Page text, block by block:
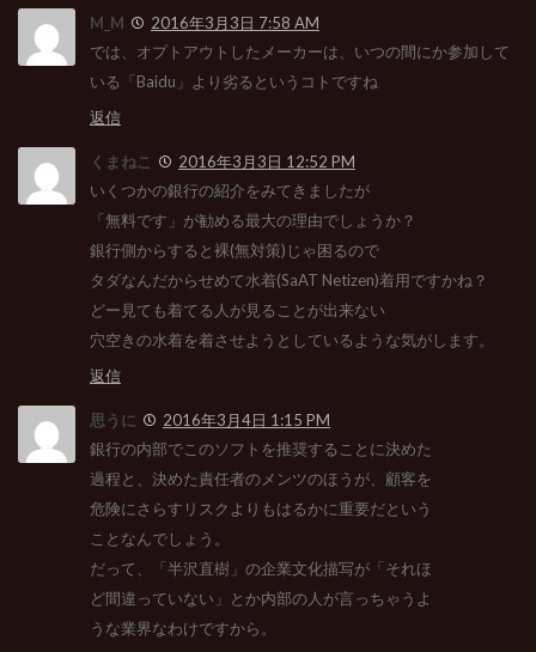
M_M
2016年3月3日 7:58 AM
では、オプトアウトしたメーカーは、いつの間にか参加して
いる「Baidu」より劣るというコトですね
返信
くまねこ
2016年3月3日 12:52 PM
いくつかの銀行の紹介をみてきましたが
「無料です」が勧める最大の理由でしょうか？
銀行側からすると裸(無対策)じゃ困るので
タダなんだからせめて水着(SaAT Netizen)着用ですかね？
どー見ても着てる人が見ることが出来ない
穴空きの水着を着させようとしているような気がします。
返信
思うに
2016年3月4日 1:15 PM
銀行の内部でこのソフトを推奨することに決めた
過程と、決めた責任者のメンツのほうが、顧客を
危険にさらすリスクよりもはるかに重要だという
ことなんでしょう。
だって、「半沢直樹」の企業文化描写が「それほ
ど間違っていない」とか内部の人が言っちゃうよ
うな業界なわけですから。